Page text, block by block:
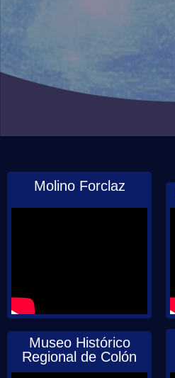
Molino Forclaz
Museo Histórico
Regional de Colón